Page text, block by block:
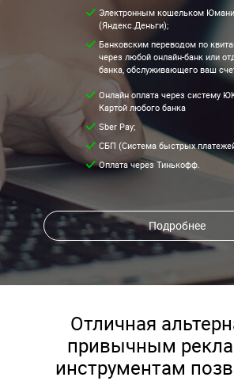
Электронным кошельком Юмани
(Яндекс.Деньги);
Банковским переводом по
через любой онлайн-банк или
банка, обслуживающего ваш
Онлайн оплата через систему
Картой любого банка
Sber Pay;
СБП (Система быстрых
Оплата через Тинькофф.
Подробнее
Отличная
привычным
инструментам